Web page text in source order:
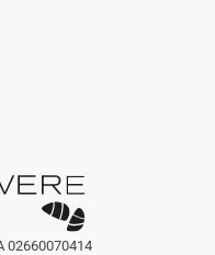
02660070414